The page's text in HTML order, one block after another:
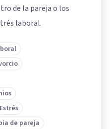
de la pareja o los
laboral.
Estrés
de pareja